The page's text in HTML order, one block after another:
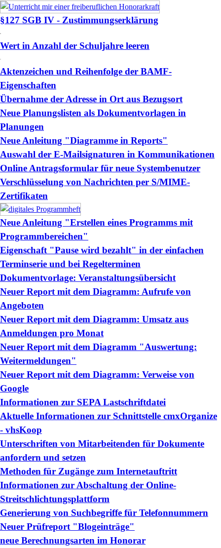
§127 SGB IV - Zustimmungserklärung
Wert in Anzahl der Schuljahre leeren
Aktenzeichen und Reihenfolge der BAMF-
Eigenschaften
Übernahme der Adresse in Ort aus Bezugsort
Neue Planungslisten als Dokumentvorlagen in
Planungen
Neue Anleitung "Diagramme in Reports"
Auswahl der E-Mailsignaturen in Kommunikationen
Online Antragsformular für neue Systembenutzer
Verschlüsselung von Nachrichten per S/MIME-
Zertifikaten
Neue Anleitung "Erstellen eines Programms mit
Programmbereichen"
Eigenschaft "Pause wird bezahlt" in der einfachen
Terminserie und bei Regelterminen
Dokumentvorlage: Veranstaltungsübersicht
Neuer Report mit dem Diagramm: Aufrufe von
Angeboten
Neuer Report mit dem Diagramm: Umsatz aus
Anmeldungen pro Monat
Neuer Report mit dem Diagramm "Auswertung:
Weitermeldungen"
Neuer Report mit dem Diagramm: Verweise von
Google
Informationen zur SEPA Lastschriftdatei
Aktuelle Informationen zur Schnittstelle cmxOrganize
- vhsKoop
Unterschriften von Mitarbeitenden für Dokumente
anfordern und setzen
Methoden für Zugänge zum Internetauftritt
Informationen zur Abschaltung der Online-
Streitschlichtungsplattform
Generierung von Suchbegriffe für Telefonnummern
Neuer Prüfreport "Blogeinträge"
neue Berechnungsarten im Honorar